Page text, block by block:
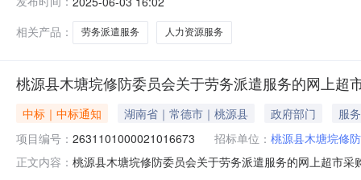
政区划名称:湖南省常德市桃源县报价起止时间:-二、采
相关产品：
劳务派遣服务 人力资源服务
桃源县木塘垸修防委员会关于劳务派遣服务的网上超
中标｜中标通知 湖南省｜常德市｜桃源县 政府部门
服务
项目编号： 2631101000021016673 招标单位： 桃源县木塘垸修
正文内容： 桃源县木塘垸修防委员会关于劳务派遣服务的网上超市